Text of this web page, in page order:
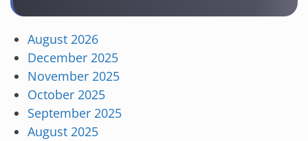
August 2026
December 2025
November 2025
October 2025
September 2025
August 2025